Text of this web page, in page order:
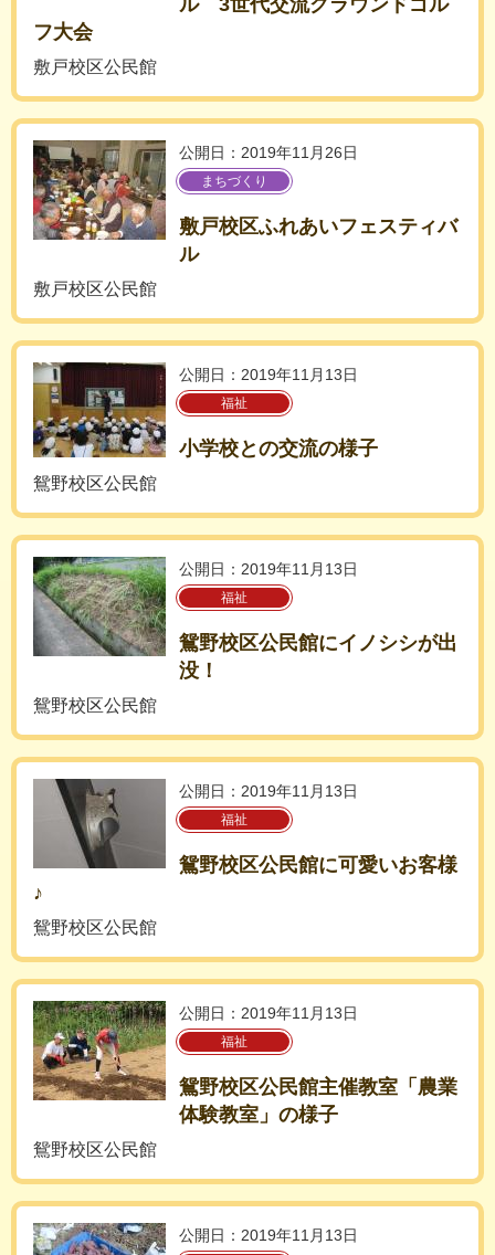
ル 3世代交流グラウンドゴル
フ大会
敷戸校区公民館
公開日：2019年11月26日
まちづくり
敷戸校区ふれあいフェスティバ
ル
敷戸校区公民館
公開日：2019年11月13日
福祉
小学校との交流の様子
鴛野校区公民館
公開日：2019年11月13日
福祉
鴛野校区公民館にイノシシが出
没！
鴛野校区公民館
公開日：2019年11月13日
福祉
鴛野校区公民館に可愛いお客様
♪
鴛野校区公民館
公開日：2019年11月13日
福祉
鴛野校区公民館主催教室「農業
体験教室」の様子
鴛野校区公民館
公開日：2019年11月13日